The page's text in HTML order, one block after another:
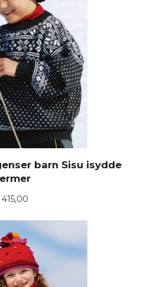
barn Sisu isydde
ermer
Pris
415,00